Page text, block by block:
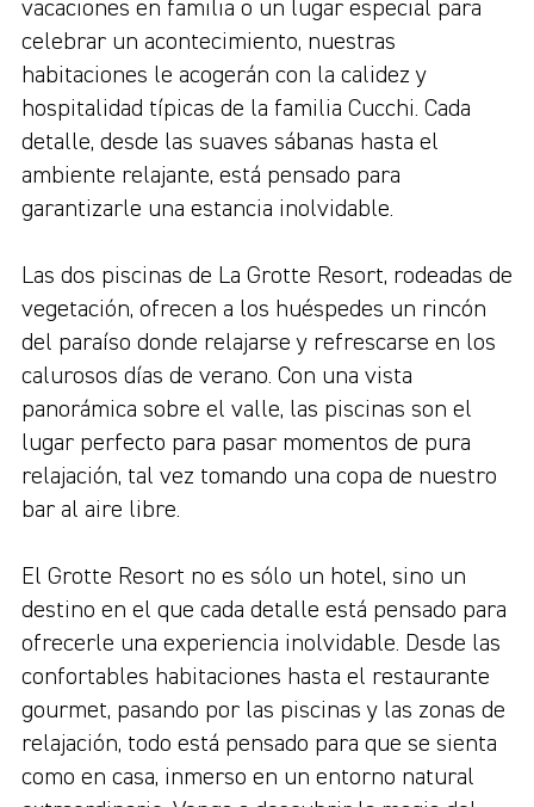
vacaciones en familia o un lugar especial para
celebrar un acontecimiento, nuestras
habitaciones le acogerán con la calidez y
hospitalidad típicas de la familia Cucchi. Cada
detalle, desde las suaves sábanas hasta el
ambiente relajante, está pensado para
garantizarle una estancia inolvidable.
Las dos piscinas de La Grotte Resort, rodeadas de
vegetación, ofrecen a los huéspedes un rincón
del paraíso donde relajarse y refrescarse en los
calurosos días de verano. Con una vista
panorámica sobre el valle, las piscinas son el
lugar perfecto para pasar momentos de pura
relajación, tal vez tomando una copa de nuestro
bar al aire libre.
El Grotte Resort no es sólo un hotel, sino un
destino en el que cada detalle está pensado para
ofrecerle una experiencia inolvidable. Desde las
confortables habitaciones hasta el restaurante
gourmet, pasando por las piscinas y las zonas de
relajación, todo está pensado para que se sienta
como en casa, inmerso en un entorno natural